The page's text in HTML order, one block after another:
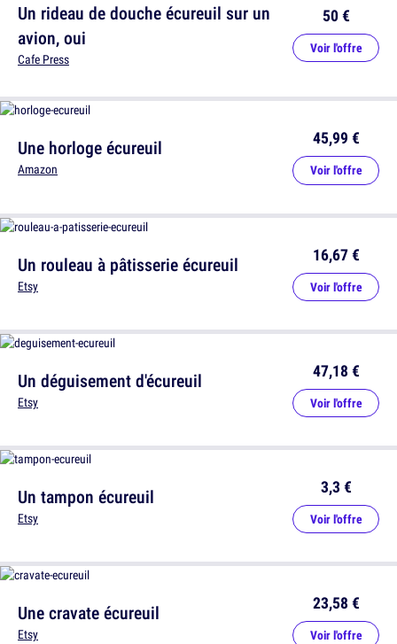
Un rideau de douche écureuil sur un
avion, oui
Cafe Press
50 €
Voir l'offre
Un rouleau à pâtisserie écureuil
Etsy
16,67 €
Voir l'offre
Un tampon écureuil
Etsy
3,3 €
Voir l'offre
Une horloge écureuil
Amazon
45,99 €
Voir l'offre
Un déguisement d'écureuil
Etsy
47,18 €
Voir l'offre
Une cravate écureuil
Etsy
23,58 €
Voir l'offre